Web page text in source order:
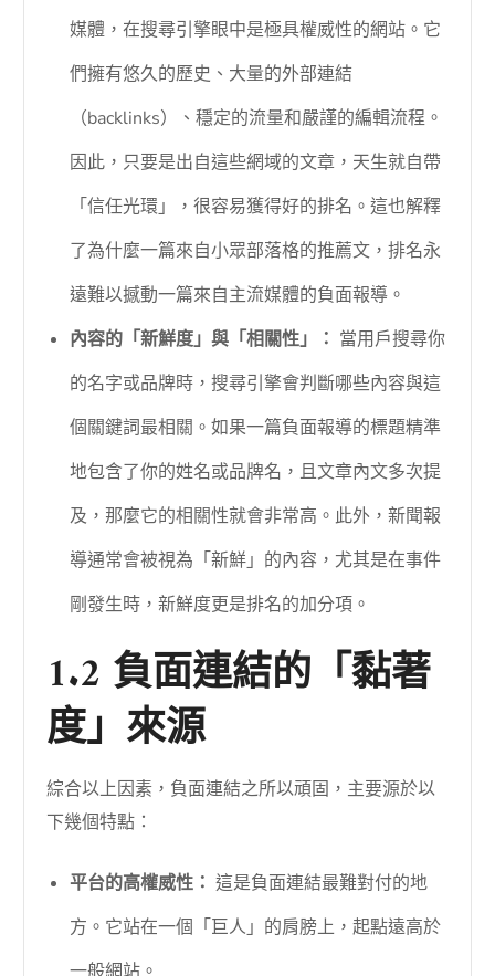
媒體，在搜尋引擎眼中是極具權威性的網站。它
們擁有悠久的歷史、大量的外部連結
（backlinks）、穩定的流量和嚴謹的編輯流程。
因此，只要是出自這些網域的文章，天生就自帶
「信任光環」，很容易獲得好的排名。這也解釋
了為什麼一篇來自小眾部落格的推薦文，排名永
遠難以撼動一篇來自主流媒體的負面報導。
內容的「新鮮度」與「相關性」： 當用戶搜尋你
的名字或品牌時，搜尋引擎會判斷哪些內容與這
個關鍵詞最相關。如果一篇負面報導的標題精準
地包含了你的姓名或品牌名，且文章內文多次提
及，那麼它的相關性就會非常高。此外，新聞報
導通常會被視為「新鮮」的內容，尤其是在事件
剛發生時，新鮮度更是排名的加分項。
1.2 負面連結的「黏著
度」來源
綜合以上因素，負面連結之所以頑固，主要源於以
下幾個特點：
平台的高權威性： 這是負面連結最難對付的地
方。它站在一個「巨人」的肩膀上，起點遠高於